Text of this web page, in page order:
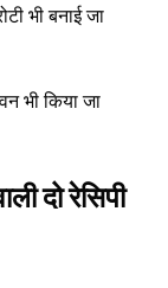
भी बनाई जा
भी किया जा
दो रेसिपी